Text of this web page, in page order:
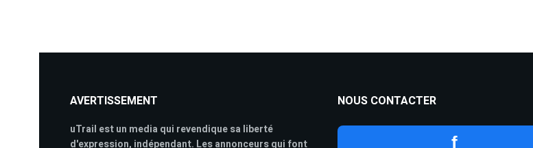
AVERTISSEMENT
uTrail est un media qui revendique sa liberté
d'expression, indépendant. Les annonceurs qui font
NOUS CONTACTER
f